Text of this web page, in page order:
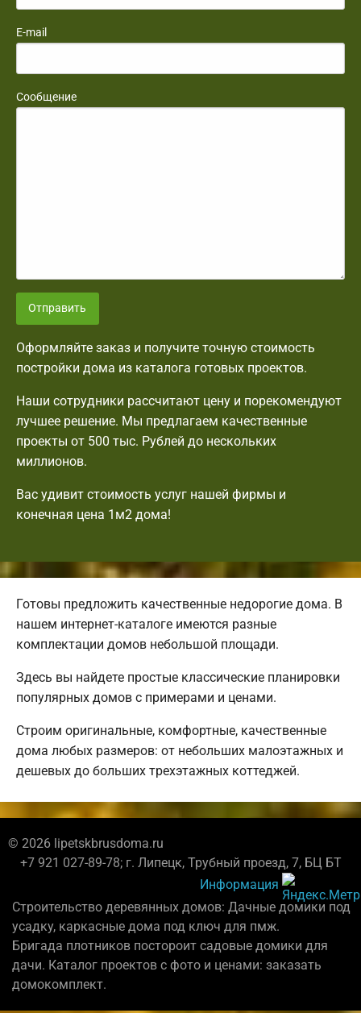
E-mail
Сообщение
Отправить
Оформляйте заказ и получите точную стоимость
постройки дома из каталога готовых проектов.
Наши сотрудники рассчитают цену и порекомендуют
лучшее решение. Мы предлагаем качественные
проекты от 500 тыс. Рублей до нескольких
миллионов.
Вас удивит стоимость услуг нашей фирмы и
конечная цена 1м2 дома!
Готовы предложить качественные недорогие дома. В
нашем интернет-каталоге имеются разные
комплектации домов небольшой площади.
Здесь вы найдете простые классические планировки
популярных домов с примерами и ценами.
Строим оригинальные, комфортные, качественные
дома любых размеров: от небольших малоэтажных и
дешевых до больших трехэтажных коттеджей.
© 2026 lipetskbrusdoma.ru
+7 921 027-89-78; г. Липецк, Трубный проезд, 7, БЦ БТ
Информация
Строительство деревянных домов: Дачные домики под
усадку, каркасные дома под ключ для пмж.
Бригада плотников постороит садовые домики для
дачи. Каталог проектов с фото и ценами: заказать
домокомплект.